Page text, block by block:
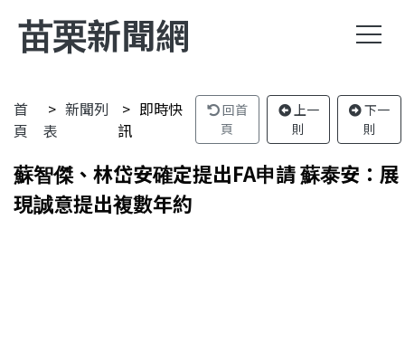
苗栗新聞網
首
頁
新聞列
表
即時快
訊
回首
頁
上一
則
下一
則
蘇智傑、林岱安確定提出FA申請 蘇泰安：展
現誠意提出複數年約